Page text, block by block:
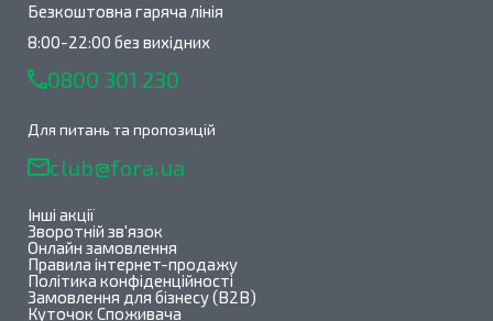
Безкоштовна гаряча лінія
8:00-22:00 без вихідних
0800 301 230
Для питань та пропозицій
club@fora.ua
Інші акції
Зворотній зв'язок
Онлайн замовлення
Правила інтернет-продажу
Політика конфіденційності
Замовлення для бізнесу (B2B)
Куточок Споживача